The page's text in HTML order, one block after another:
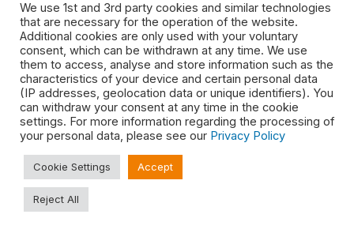
We use 1st and 3rd party cookies and similar technologies
that are necessary for the operation of the website.
Additional cookies are only used with your voluntary
consent, which can be withdrawn at any time. We use
them to access, analyse and store information such as the
characteristics of your device and certain personal data
(IP addresses, geolocation data or unique identifiers). You
can withdraw your consent at any time in the cookie
settings. For more information regarding the processing of
your personal data, please see our Privacy Policy
Cookie Settings Accept
Reject All